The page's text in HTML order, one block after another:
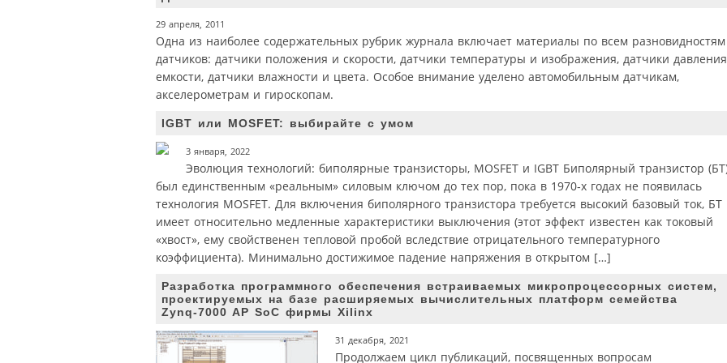
29 апреля, 2011
Одна из наиболее содержательных рубрик журнала включает материалы по всем разновидностям
датчиков: датчики положения и скорости, датчики температуры и изображения, датчики
емкости, датчики влажности и цвета. Особое внимание уделено автомобильным датчикам,
акселерометрам и гироскопам.
IGBT или MOSFET: выбирайте с умом
3 января, 2022
Эволюция технологий: биполярные транзисторы, MOSFET и IGBT Биполярный транзистор
был единственным «реальным» силовым ключом до тех пор, пока в 1970‑х годах не появилась
технология MOSFET. Для включения биполярного транзистора требуется высокий базовый ток, БТ
имеет относительно медленные характеристики выключения (этот эффект известен как токовый
«хвост», ему свойственен тепловой пробой вследствие отрицательного температурного
коэффициента). Минимально достижимое падение напряжения в открытом […]
Разработка программного обеспечения встраиваемых микропроцессорных систем,
проектируемых на базе расширяемых вычислительных платформ семейства
Zynq‑7000 AP SoC фирмы Xilinx
31 декабря, 2021
Продолжаем цикл публикаций, посвященных вопросам